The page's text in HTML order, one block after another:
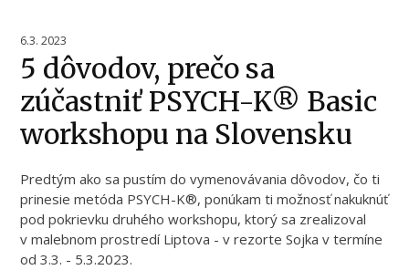
6.3. 2023
5 dôvodov, prečo sa
zúčastniť PSYCH-K® Basic
workshopu na Slovensku
Predtým ako sa pustím do vymenovávania dôvodov, čo ti
prinesie metóda PSYCH-K®, ponúkam ti možnosť nakuknúť
pod pokrievku druhého workshopu, ktorý sa zrealizoval
v malebnom prostredí Liptova - v rezorte Sojka v termíne
od 3.3. - 5.3.2023.